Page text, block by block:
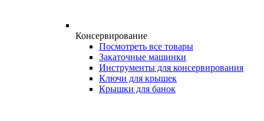
Консервирование
Посмотреть все товары
Закаточные машинки
Инструменты для консервирования
Ключи для крышек
Крышки для банок